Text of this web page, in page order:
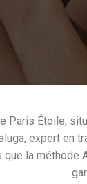
Paris Étoile,
expert en
la méthode